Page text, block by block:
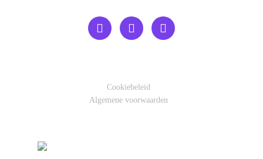
Cookiebeleid
Algemene voorwaarden